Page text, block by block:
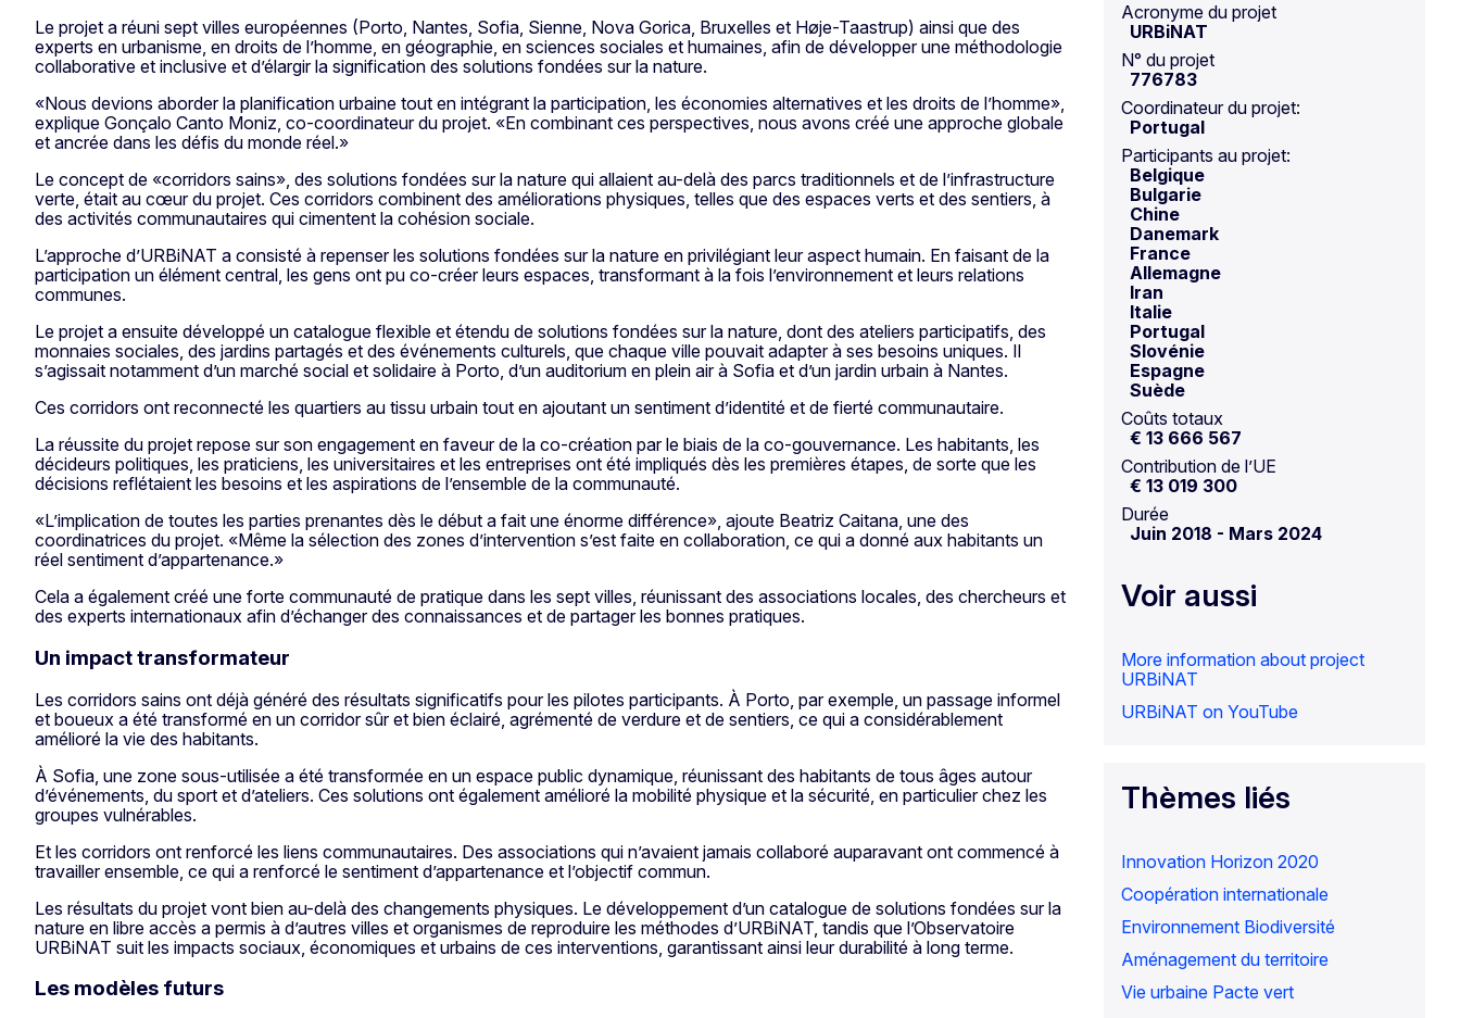
Le projet a réuni sept villes européennes (Porto, Nantes, Sofia, Sienne, Nova Gorica, Bruxelles et Høje-Taastrup) ainsi que des
experts en urbanisme, en droits de l’homme, en géographie, en sciences sociales et humaines, afin de développer une méthodologie
collaborative et inclusive et d’élargir la signification des solutions fondées sur la nature.
«Nous devions aborder la planification urbaine tout en intégrant la participation, les économies alternatives et les droits de l’homme»,
explique Gonçalo Canto Moniz, co-coordinateur du projet. «En combinant ces perspectives, nous avons créé une approche globale
et ancrée dans les défis du monde réel.»
Le concept de «corridors sains», des solutions fondées sur la nature qui allaient au-delà des parcs traditionnels et de l’infrastructure
verte, était au cœur du projet. Ces corridors combinent des améliorations physiques, telles que des espaces verts et des sentiers, à
des activités communautaires qui cimentent la cohésion sociale.
L’approche d’URBiNAT a consisté à repenser les solutions fondées sur la nature en privilégiant leur aspect humain. En faisant de la
participation un élément central, les gens ont pu co-créer leurs espaces, transformant à la fois l’environnement et leurs relations
communes.
Le projet a ensuite développé un catalogue flexible et étendu de solutions fondées sur la nature, dont des ateliers participatifs, des
monnaies sociales, des jardins partagés et des événements culturels, que chaque ville pouvait adapter à ses besoins uniques. Il
s’agissait notamment d’un marché social et solidaire à Porto, d’un auditorium en plein air à Sofia et d’un jardin urbain à Nantes.
Ces corridors ont reconnecté les quartiers au tissu urbain tout en ajoutant un sentiment d’identité et de fierté communautaire.
La réussite du projet repose sur son engagement en faveur de la co-création par le biais de la co-gouvernance. Les habitants, les
décideurs politiques, les praticiens, les universitaires et les entreprises ont été impliqués dès les premières étapes, de sorte que les
décisions reflétaient les besoins et les aspirations de l’ensemble de la communauté.
«L’implication de toutes les parties prenantes dès le début a fait une énorme différence», ajoute Beatriz Caitana, une des
coordinatrices du projet. «Même la sélection des zones d’intervention s’est faite en collaboration, ce qui a donné aux habitants un
réel sentiment d’appartenance.»
Cela a également créé une forte communauté de pratique dans les sept villes, réunissant des associations locales, des chercheurs et
des experts internationaux afin d’échanger des connaissances et de partager les bonnes pratiques.
Un impact transformateur
Les corridors sains ont déjà généré des résultats significatifs pour les pilotes participants. À Porto, par exemple, un passage informel
et boueux a été transformé en un corridor sûr et bien éclairé, agrémenté de verdure et de sentiers, ce qui a considérablement
amélioré la vie des habitants.
À Sofia, une zone sous-utilisée a été transformée en un espace public dynamique, réunissant des habitants de tous âges autour
d’événements, du sport et d’ateliers. Ces solutions ont également amélioré la mobilité physique et la sécurité, en particulier chez les
groupes vulnérables.
Et les corridors ont renforcé les liens communautaires. Des associations qui n’avaient jamais collaboré auparavant ont commencé à
travailler ensemble, ce qui a renforcé le sentiment d’appartenance et l’objectif commun.
Les résultats du projet vont bien au-delà des changements physiques. Le développement d’un catalogue de solutions fondées sur la
nature en libre accès a permis à d’autres villes et organismes de reproduire les méthodes d’URBiNAT, tandis que l’Observatoire
URBiNAT suit les impacts sociaux, économiques et urbains de ces interventions, garantissant ainsi leur durabilité à long terme.
Les modèles futurs
Acronyme du projet
URBiNAT
N° du projet
776783
Coordinateur du projet:
Portugal
Participants au projet:
Belgique
Bulgarie
Chine
Danemark
France
Allemagne
Iran
Italie
Portugal
Slovénie
Espagne
Suède
Coûts totaux
€ 13 666 567
Contribution de l’UE
€ 13 019 300
Durée
Juin 2018 - Mars 2024
Voir aussi
More information about project
URBiNAT
URBiNAT on YouTube
Thèmes liés
Innovation Horizon 2020
Coopération internationale
Environnement Biodiversité
Aménagement du territoire
Vie urbaine Pacte vert